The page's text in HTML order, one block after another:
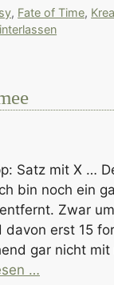
, Fate of Time,
Satz mit X …
bin noch ein
entfernt. Zwar
davon erst 15
gar nicht
…